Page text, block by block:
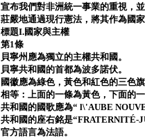
宣布我們對非洲統一事業的重視，
莊嚴地通過現行憲法，將其作為國
標題I.國家與主權
第1條
貝寧州應為獨立的主權共和國。
貝寧共和國的首都為波多諾伏。
國徽應為綠色，黃色和紅色的三色
相等：上面的一條為黃色，下面的一
共和國的國歌應為“ l\'AUBE
共和國的座右銘是“FRATERNITÉ-
官方語言為法語。